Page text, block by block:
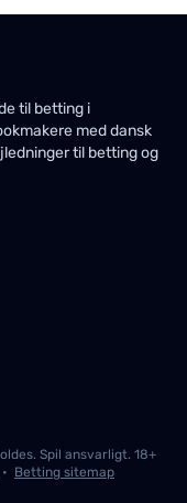
til betting i
med dansk
til betting og
Spil ansvarligt. 18+
• Betting sitemap